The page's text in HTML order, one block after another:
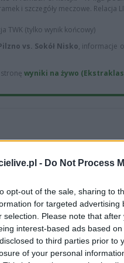
- Do Not Process
opt-out of the sale, sharing to
for targeted
selection. Please note that
interest-based ads based
to third parties prior to
of your personal
i szczegóły meczowe. Relacja
TWK (tylko wynik końcowy)
vs. Sokół Nisko, informacje
wyniki na żywo